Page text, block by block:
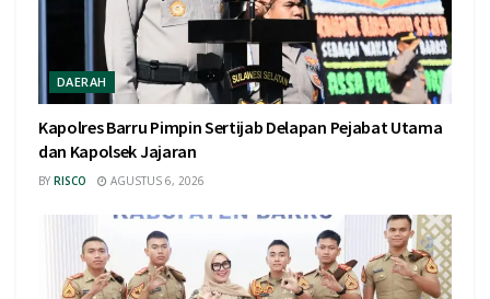
DAERAH
Kapolres Barru Pimpin Sertijab Delapan Pejabat Utama
dan Kapolsek Jajaran
BY RISCO AGUSTUS 6, 2026